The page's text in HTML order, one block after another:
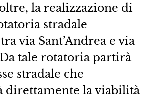
la realizzazione di
stradale
via Sant’Andrea e via
tale rotatoria partirà
stradale che
direttamente la viabilità